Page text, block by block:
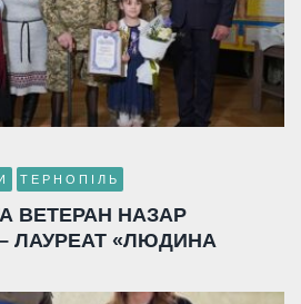
ТЕРНОПІЛЬ
ВЕТЕРАН НАЗАР
ЛАУРЕАТ «ЛЮДИНА